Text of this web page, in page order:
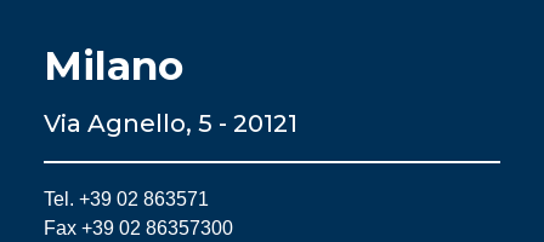
Milano
Via Agnello, 5 - 20121
Tel. +39 02 863571
Fax +39 02 86357300